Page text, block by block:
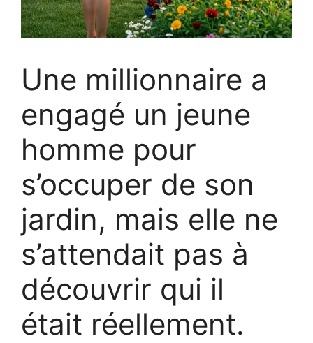
Une millionnaire a
engagé un jeune
homme pour
s’occuper de son
jardin, mais elle ne
s’attendait pas à
découvrir qui il
était réellement.